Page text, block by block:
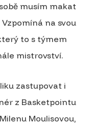
musím makat
na svou
to s týmem
mistrovství.
zastupovat i
z Basketpointu
Moulisovou,